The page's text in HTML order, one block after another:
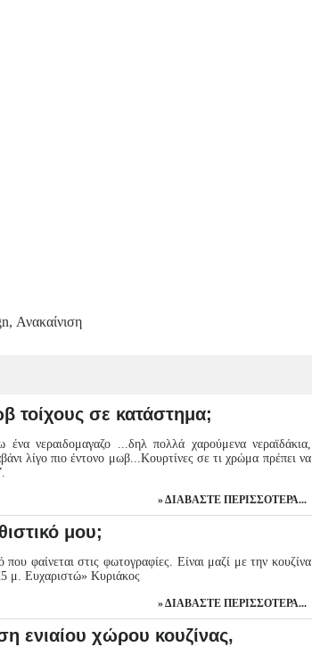
Ανακαίνιση
τοίχους σε κατάστημα;
νεραιδομαγαζο ...δηλ πολλά χαρούμενα νεραϊδάκια,
λίγο πιο έντονο μωβ...Κουρτίνες σε τι χρώμα πρέπει να
ΔΙΑΒΆΣΤΕ ΠΕΡΙΣΣΌΤΕΡΑ...
μου;
φαίνεται στις φωτογραφίες. Είναι μαζί με την κουζίνα
μ. Ευχαριστώ» Κυριάκος
ΔΙΑΒΆΣΤΕ ΠΕΡΙΣΣΌΤΕΡΑ...
ενιαίου χώρου κουζίνας,